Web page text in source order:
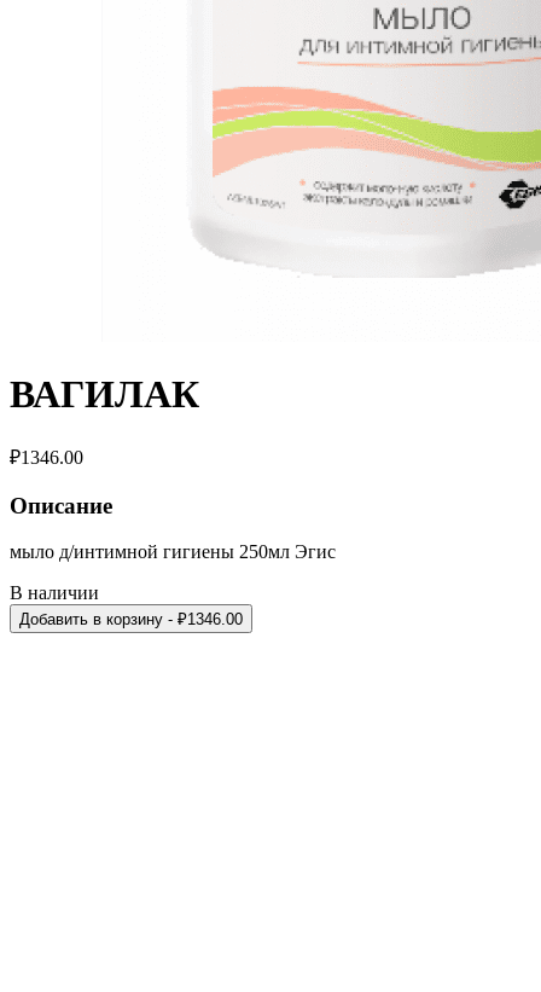
ВАГИЛАК
₽1346.00
Описание
мыло д/интимной гигиены 250мл Эгис
В наличии
Добавить в корзину - ₽1346.00